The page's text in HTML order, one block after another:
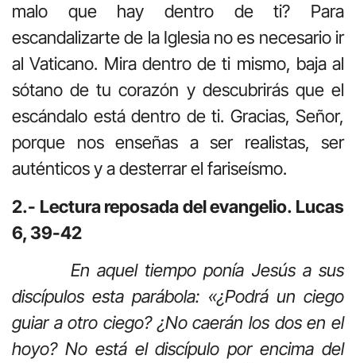
malo que hay dentro de ti? Para
escandalizarte de la Iglesia no es necesario ir
al Vaticano. Mira dentro de ti mismo, baja al
sótano de tu corazón y descubrirás que el
escándalo está dentro de ti. Gracias, Señor,
porque nos enseñas a ser realistas, ser
auténticos y a desterrar el fariseísmo.
2.- Lectura reposada del evangelio. Lucas
6, 39-42
En aquel tiempo ponía Jesús a sus
discípulos esta parábola: «¿Podrá un ciego
guiar a otro ciego? ¿No caerán los dos en el
hoyo? No está el discípulo por encima del